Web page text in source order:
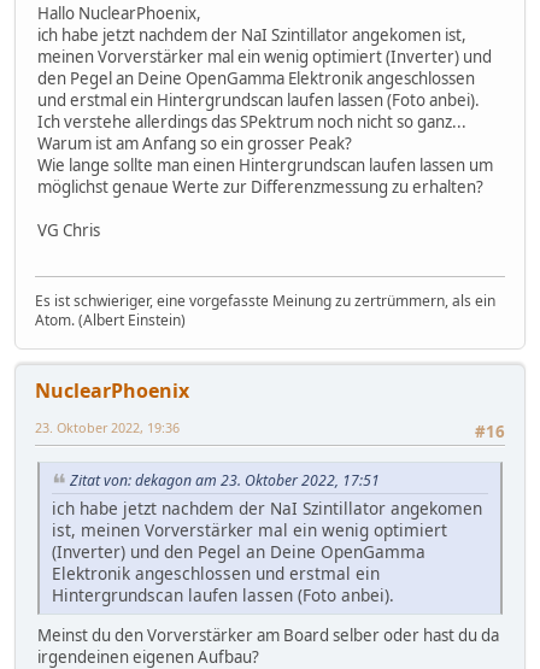
Hallo NuclearPhoenix,
ich habe jetzt nachdem der NaI Szintillator angekomen ist,
meinen Vorverstärker mal ein wenig optimiert (Inverter) und
den Pegel an Deine OpenGamma Elektronik angeschlossen
und erstmal ein Hintergrundscan laufen lassen (Foto anbei).
Ich verstehe allerdings das SPektrum noch nicht so ganz...
Warum ist am Anfang so ein grosser Peak?
Wie lange sollte man einen Hintergrundscan laufen lassen um
möglichst genaue Werte zur Differenzmessung zu erhalten?
VG Chris
Es ist schwieriger, eine vorgefasste Meinung zu zertrümmern, als ein
Atom. (Albert Einstein)
NuclearPhoenix
#16
23. Oktober 2022, 19:36
Zitat von: dekagon am 23. Oktober 2022, 17:51
ich habe jetzt nachdem der NaI Szintillator angekomen
ist, meinen Vorverstärker mal ein wenig optimiert
(Inverter) und den Pegel an Deine OpenGamma
Elektronik angeschlossen und erstmal ein
Hintergrundscan laufen lassen (Foto anbei).
Meinst du den Vorverstärker am Board selber oder hast du da
irgendeinen eigenen Aufbau?